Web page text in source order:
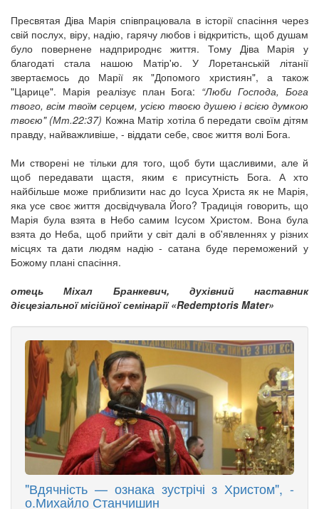
Пресвятая Діва Марія співпрацювала в історії спасіння через
свій послух, віру, надію, гарячу любов і відкритість, щоб душам
було повернене надприроднє життя. Тому Діва Марія у
благодаті стала нашою Матір'ю. У Лоретанській літанії
звертаємось до Марії як "Допомого християн", а також
"Царице". Марія реалізує план Бога: “Люби Господа, Бога
твого, всім твоїм серцем, усією твоєю душею і всією думкою
твоєю" (Мт.22:37) Кожна Матір хотіла б передати своїм дітям
правду, найважливіше, - віддати себе, своє життя волі Бога.
Ми створені не тільки для того, щоб бути щасливими, але й
щоб передавати щастя, яким є присутність Бога. А хто
найбільше може приблизити нас до Ісуса Христа як не Марія,
яка усе своє життя досвідчувала Його? Традиція говорить, що
Марія була взята в Небо самим Ісусом Христом. Вона була
взята до Неба, щоб прийти у світ далі в об'явленнях у різних
місцях та дати людям надію - сатана буде переможений у
Божому плані спасіння.
отець Міхал Бранкевич, духівний наставник
дієцезіальної місійної семінарії «Redemptoris Mater»
"Вдячність — ознака зустрічі з Христом", -
о.Михайло Станчишин